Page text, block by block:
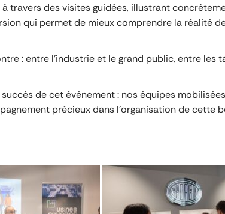
travers des visites guidées, illustrant
qui permet de mieux comprendre la réalité
: entre l’industrie et le grand public, entre les
de cet événement : nos équipes
précieux dans l’organisation de cette